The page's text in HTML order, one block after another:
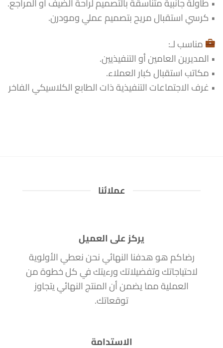
• كرسي استقبال مريح بتصميم عملي ومودرن.
مناسب لـ:
• المديرين العامين أو التنفيذيين.
• مكاتب استقبال كبار العملاء.
• غرف الاجتماعات التنفيذية ذات الطابع الكلاسيكي الفاخر
عملائنا
يركز على العميل
رضاكم هو هدفنا النهائي نحن نعطي الأولوية
لاحتياجاتك وتفضيلاتك ورءيتك في كل خطوة من
العملية مما يضمن أن المنتج النهائي يتجاوز
توقعاتك.
الاستدامة